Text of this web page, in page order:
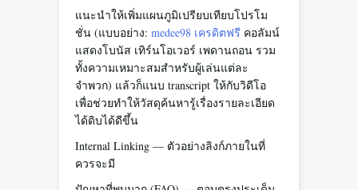
แนะนำให้เพิ่มแผนภูมิเปรียบเทียบโปรโม
ชั่น (แบบอย่าง: medee98 เครดิตฟรี คอลัมน์
แสดงโบนัส เทิร์นโอเวอร์ เพดานถอน รวม
ทั้งความเหมาะสมสำหรับผู้เล่นแต่ละ
จำพวก) แล้วก็แนบ transcript ให้กับวิดีโอ
เพื่อช่วยทำให้วัสดุค้นหารู้เรื่องรายละเอียด
ได้ดิบได้ดีขึ้น
Internal Linking — ตัวอย่างลิงก์ภายในที่
ควรจะมี